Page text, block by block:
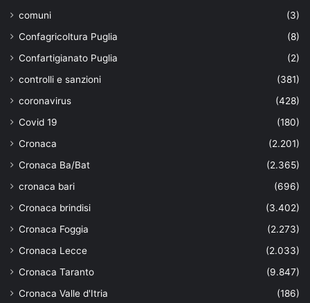
comuni
(3)
Confagricoltura Puglia
(8)
Confartigianato Puglia
(2)
controlli e sanzioni
(381)
coronavirus
(428)
Covid 19
(180)
Cronaca
(2.201)
Cronaca Ba/Bat
(2.365)
cronaca bari
(696)
Cronaca brindisi
(3.402)
Cronaca Foggia
(2.273)
Cronaca Lecce
(2.033)
Cronaca Taranto
(9.847)
Cronaca Valle d'Itria
(186)